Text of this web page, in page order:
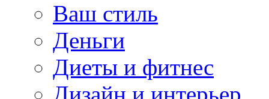
Ваш стиль
Деньги
Диеты и фитнес